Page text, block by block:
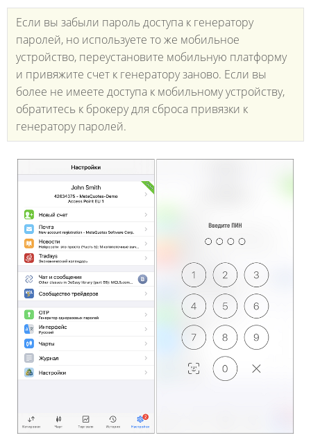
Если вы забыли пароль доступа к генератору
паролей, но используете то же мобильное
устройство, переустановите мобильную платформу
и привяжите счет к генератору заново. Если вы
более не имеете доступа к мобильному устройству,
обратитесь к брокеру для сброса привязки к
генератору паролей.